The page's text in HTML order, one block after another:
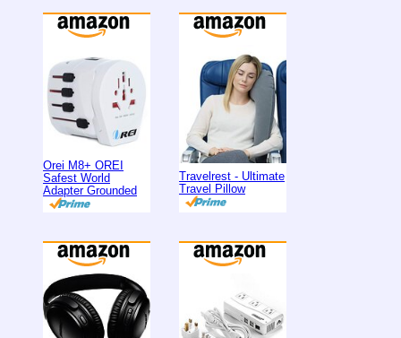
Orei M8+ OREI
Safest World
Adapter Grounded
Travelrest - Ultimate
Travel Pillow